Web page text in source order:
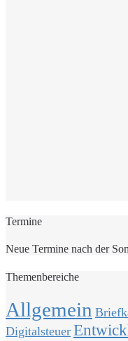
Termine
Neue Termine nach der
Themenbereiche
Allgemein
Digitalsteuer